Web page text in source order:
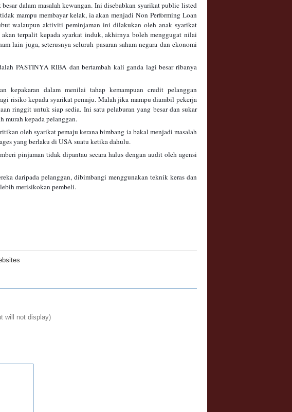
dalam masalah kewangan. Ini disebabkan syarikat public listed
mampu membayar kelak, ia akan menjadi Non Performing Loan
walaupun aktiviti peminjaman ini dilakukan oleh anak syarikat
terpalit kepada syarkat induk, akhirnya boleh menggugat nilai
lain juga, seterusnya seluruh pasaran saham negara dan ekonomi
PASTINYA RIBA dan bertambah kali ganda lagi besar ribanya
kepakaran dalam menilai tahap kemampuan credit pelanggan
risiko kepada syarikat pemaju. Malah jika mampu diambil pekerja
ringgit untuk siap sedia. Ini satu pelaburan yang besar dan sukar
murah kepada pelanggan.
oleh syarikat pemaju kerana bimbang ia bakal menjadi masalah
yang berlaku di USA suatu ketika dahulu.
pinjaman tidak dipantau secara halus dengan audit oleh agensi
daripada pelanggan, dibimbangi menggunakan teknik keras dan
merisikokan pembeli.
will not display)